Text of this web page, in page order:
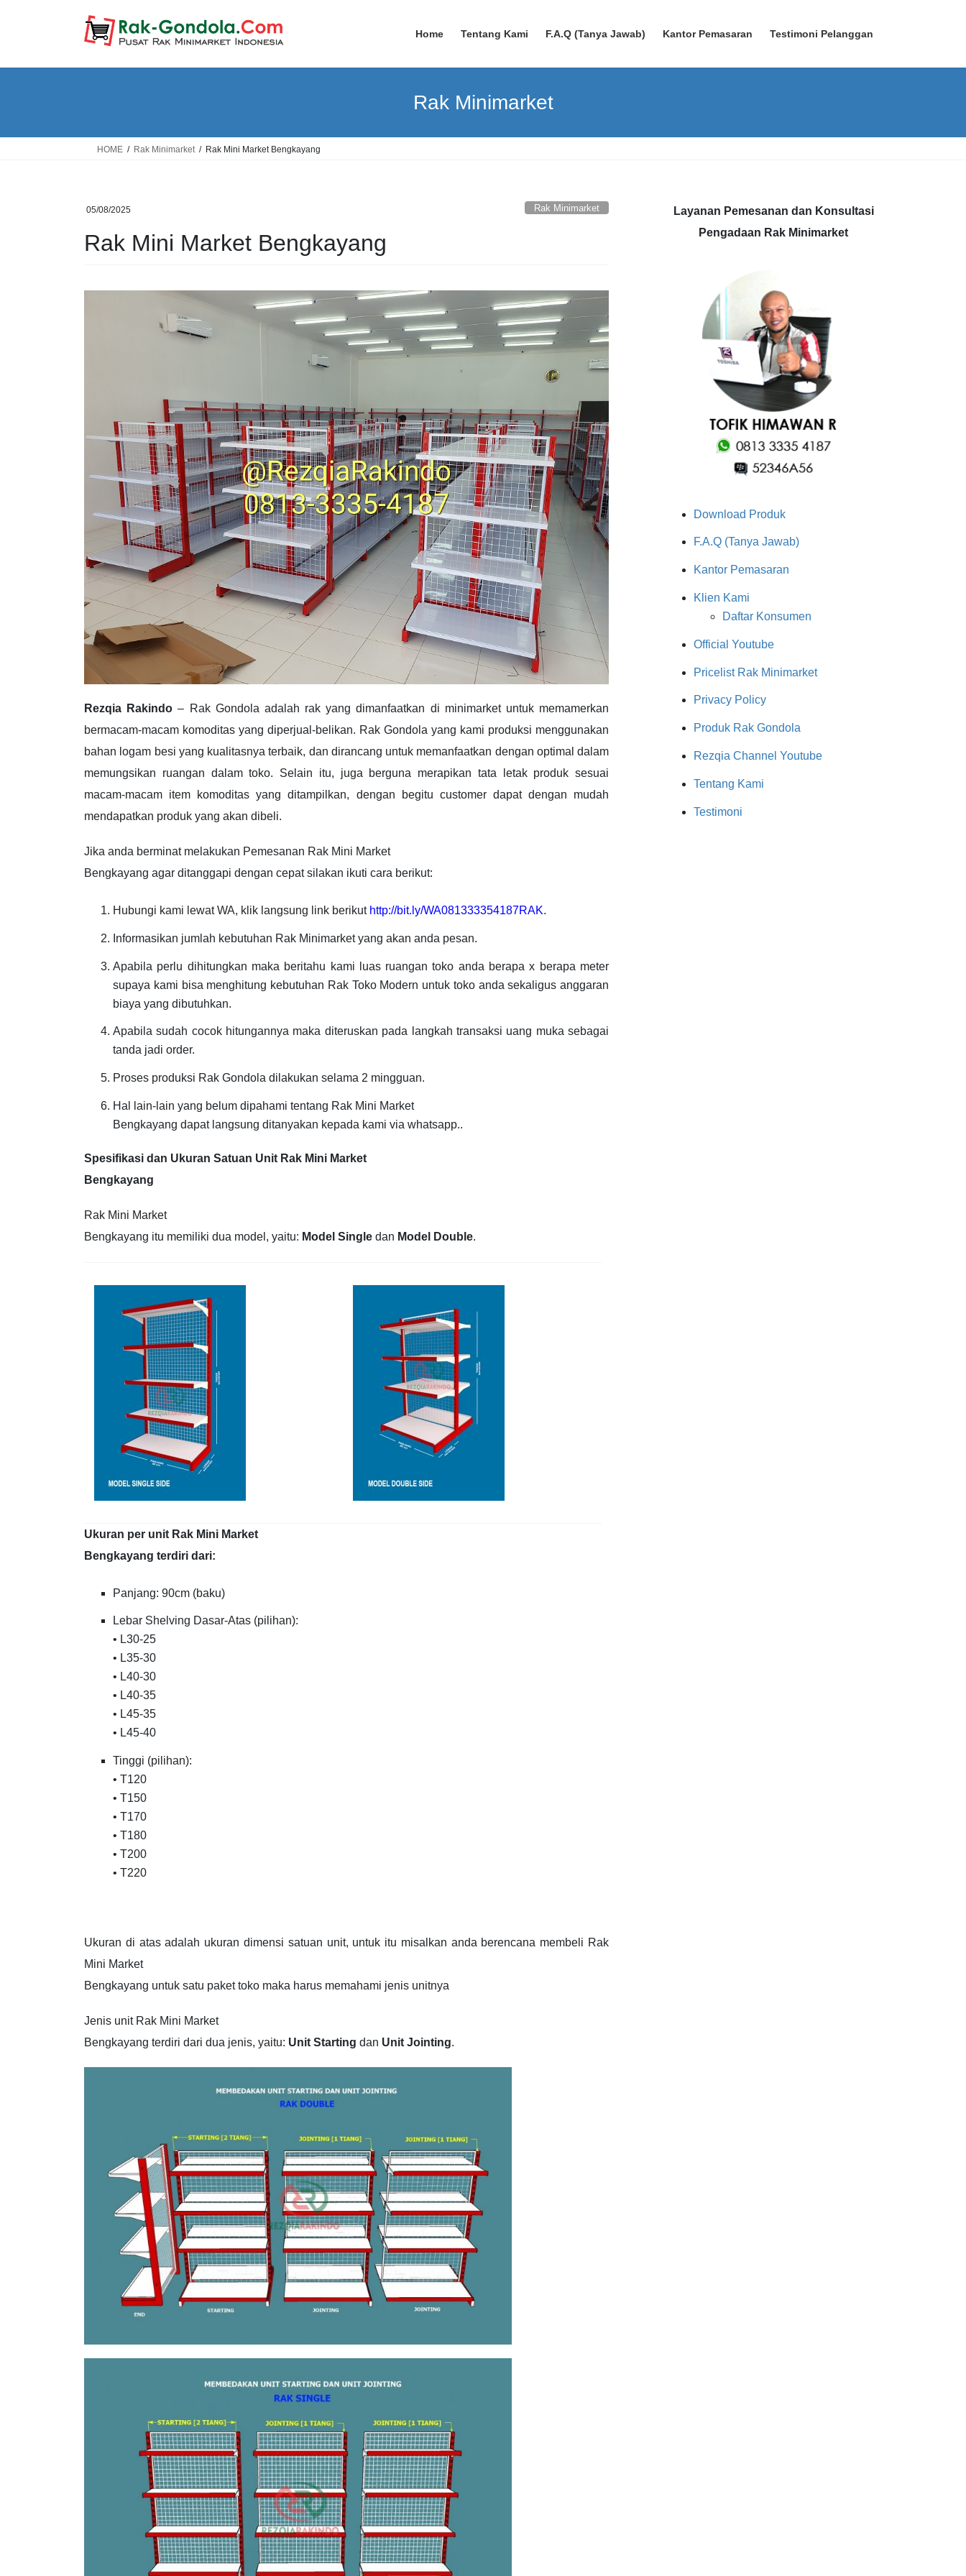
Home Tentang Kami F.A.Q (Tanya Jawab) Kantor Pemasaran Testimoni Pelanggan
Rak Minimarket
HOME Rak Minimarket Rak Mini Market Bengkayang
05/08/2025 Rak Minimarket
Rak Mini Market Bengkayang
Rezqia Rakindo – Rak Gondola adalah rak yang dimanfaatkan di minimarket untuk memamerkan
bermacam-macam komoditas yang diperjual-belikan. Rak Gondola yang kami produksi menggunakan
bahan logam besi yang kualitasnya terbaik, dan dirancang untuk memanfaatkan dengan optimal dalam
memungsikan ruangan dalam toko. Selain itu, juga berguna merapikan tata letak produk sesuai
macam-macam item komoditas yang ditampilkan, dengan begitu customer dapat dengan mudah
mendapatkan produk yang akan dibeli.
Jika anda berminat melakukan Pemesanan Rak Mini Market
Bengkayang agar ditanggapi dengan cepat silakan ikuti cara berikut:
Hubungi kami lewat WA, klik langsung link berikut http://bit.ly/WA081333354187RAK.
Informasikan jumlah kebutuhan Rak Minimarket yang akan anda pesan.
Apabila perlu dihitungkan maka beritahu kami luas ruangan toko anda berapa x berapa meter
supaya kami bisa menghitung kebutuhan Rak Toko Modern untuk toko anda sekaligus anggaran
biaya yang dibutuhkan.
Apabila sudah cocok hitungannya maka diteruskan pada langkah transaksi uang muka sebagai
tanda jadi order.
Proses produksi Rak Gondola dilakukan selama 2 mingguan.
Hal lain-lain yang belum dipahami tentang Rak Mini Market
Bengkayang dapat langsung ditanyakan kepada kami via whatsapp..
Spesifikasi dan Ukuran Satuan Unit Rak Mini Market
Bengkayang
Rak Mini Market
Bengkayang itu memiliki dua model, yaitu: Model Single dan Model Double.
Ukuran per unit Rak Mini Market
Bengkayang terdiri dari:
Panjang: 90cm (baku)
Lebar Shelving Dasar-Atas (pilihan):
• L30-25
• L35-30
• L40-30
• L40-35
• L45-35
• L45-40
Tinggi (pilihan):
• T120
• T150
• T170
• T180
• T200
• T220
Ukuran di atas adalah ukuran dimensi satuan unit, untuk itu misalkan anda berencana membeli Rak
Mini Market
Bengkayang untuk satu paket toko maka harus memahami jenis unitnya
Jenis unit Rak Mini Market
Bengkayang terdiri dari dua jenis, yaitu: Unit Starting dan Unit Jointing.
Layanan Pemesanan dan Konsultasi
Pengadaan Rak Minimarket
Download Produk
F.A.Q (Tanya Jawab)
Kantor Pemasaran
Klien Kami
Daftar Konsumen
Official Youtube
Pricelist Rak Minimarket
Privacy Policy
Produk Rak Gondola
Rezqia Channel Youtube
Tentang Kami
Testimoni